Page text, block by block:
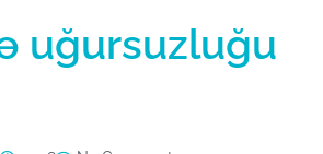
uğursuzluğu